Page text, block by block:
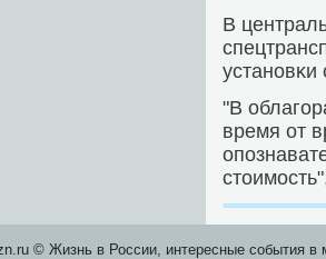
В
"В
время от
© Жизнь в России, интересные события в